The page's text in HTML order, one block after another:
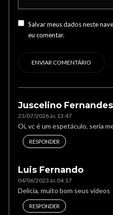
Salvar meus dados neste
eu comentar.
Juscelino Fernandes
23/07/2026 às 13:47
Oi, vc é um espetáculo, seria
RESPONDER
Luis Fernando
04/06/2023 às 04:17
Delícia, muito bom seus vídeos
RESPONDER